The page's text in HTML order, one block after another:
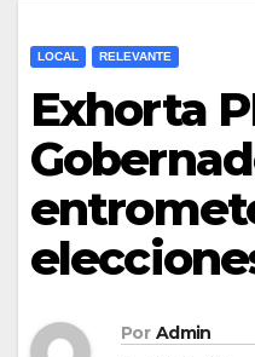
LOCAL RELEVANTE
Exhorta
Por Admin